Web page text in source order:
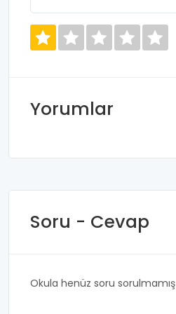
Yorumlar
Soru - Cevap
Okula henüz soru sorulmamış